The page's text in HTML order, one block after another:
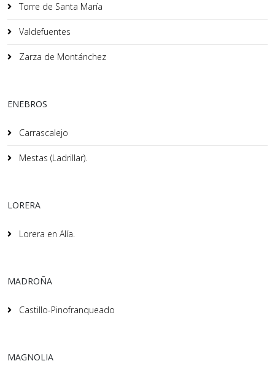
Torre de Santa María
Valdefuentes
Zarza de Montánchez
ENEBROS
Carrascalejo
Mestas (Ladrillar).
LORERA
Lorera en Alía.
MADROÑA
Castillo-Pinofranqueado
MAGNOLIA